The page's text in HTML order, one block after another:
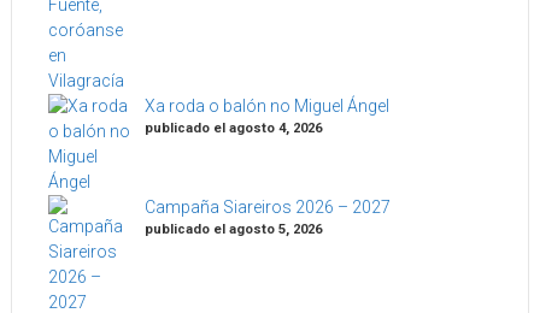
Xa roda o balón no Miguel Ángel
publicado el agosto 4, 2026
Campaña Siareiros 2026 – 2027
publicado el agosto 5, 2026